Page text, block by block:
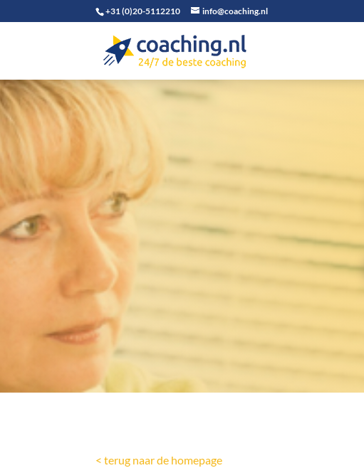
+31 (0)20-5112210 info@coaching.nl
< terug naar de homepage